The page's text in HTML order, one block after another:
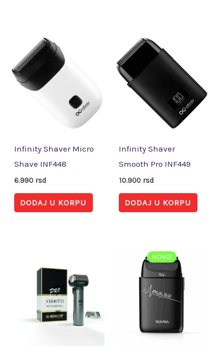
Infinity Shaver Micro
Shave INF448
6.990 rsd
DODAJ U KORPU
Infinity Shaver
Smooth Pro INF449
10.900 rsd
DODAJ U KORPU
NOVO!